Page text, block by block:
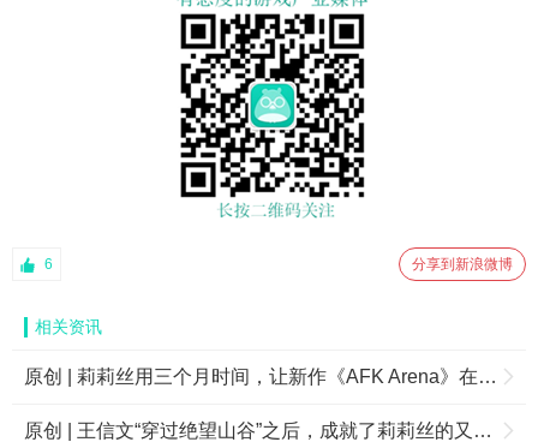
6 分享到新浪微博
相关资讯
原创 | 莉莉丝用三个月时间，让新作《AFK Arena》在东南亚实现逆风翻盘
原创 | 王信文“穿过绝望山谷”之后，成就了莉莉丝的又一爆款——《文明觉醒》